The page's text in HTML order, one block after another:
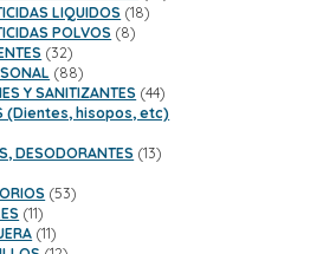
LIQUIDOS 1818
POLVOS 88
3232
productos
8888
productos
Y SANITIZANTES 4444
productos
(Dientes, hisopos, etc)
DESODORANTES 1313
5353
1111
productos
1111